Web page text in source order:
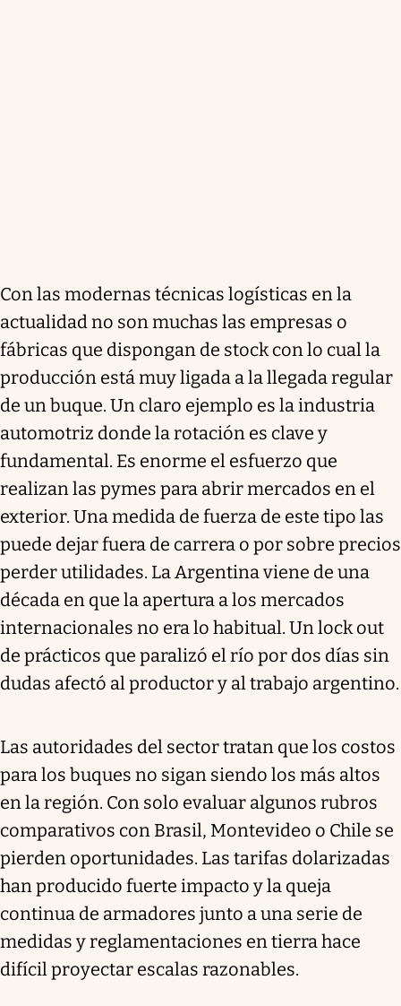
Con las modernas técnicas logísticas en la
actualidad no son muchas las empresas o
fábricas que dispongan de stock con lo cual la
producción está muy ligada a la llegada regular
de un buque. Un claro ejemplo es la industria
automotriz donde la rotación es clave y
fundamental. Es enorme el esfuerzo que
realizan las pymes para abrir mercados en el
exterior. Una medida de fuerza de este tipo las
puede dejar fuera de carrera o por sobre precios
perder utilidades. La Argentina viene de una
década en que la apertura a los mercados
internacionales no era lo habitual. Un lock out
de prácticos que paralizó el río por dos días sin
dudas afectó al productor y al trabajo argentino.
Las autoridades del sector tratan que los costos
para los buques no sigan siendo los más altos
en la región. Con solo evaluar algunos rubros
comparativos con Brasil, Montevideo o Chile se
pierden oportunidades. Las tarifas dolarizadas
han producido fuerte impacto y la queja
continua de armadores junto a una serie de
medidas y reglamentaciones en tierra hace
difícil proyectar escalas razonables.